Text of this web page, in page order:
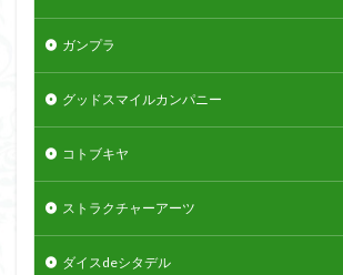
ガンプラ
グッドスマイルカンパニー
コトブキヤ
ストラクチャーアーツ
ダイスdeシタデル